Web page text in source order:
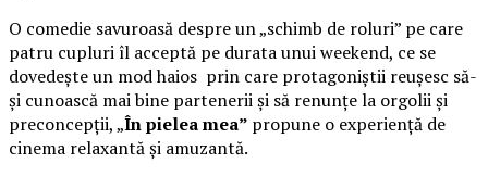
O comedie savuroasă despre un „schimb de roluri” pe care
patru cupluri îl acceptă pe durata unui weekend, ce se
dovedește un mod haios prin care protagoniștii reușesc să-
și cunoască mai bine partenerii și să renunțe la orgolii și
preconcepții, „În pielea mea” propune o experiență de
cinema relaxantă și amuzantă.